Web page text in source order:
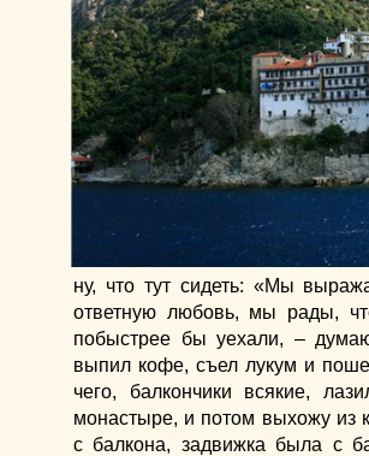
ну, что тут сидеть: «Мы
ответную любовь, мы рады,
побыстрее бы уехали, –
выпил кофе, съел лукум и
чего, балкончики всякие,
монастыре, и потом выхожу из
с балкона, задвижка была с